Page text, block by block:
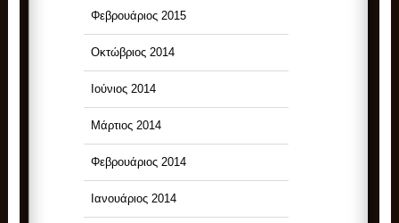
Φεβρουάριος 2015
Οκτώβριος 2014
Ιούνιος 2014
Μάρτιος 2014
Φεβρουάριος 2014
Ιανουάριος 2014